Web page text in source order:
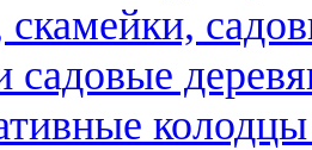
садовые